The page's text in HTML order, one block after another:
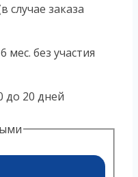
случае заказа
мес. без участия
до 20 дней